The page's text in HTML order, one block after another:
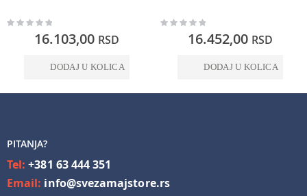
Rating:
16.103,00 RSD
DODAJ U KOLICA
Rating:
16.452,00 RSD
DODAJ U KOLICA
PITANJA?
Tel:+381 63 444 351
Email: info@svezamajstore.rs